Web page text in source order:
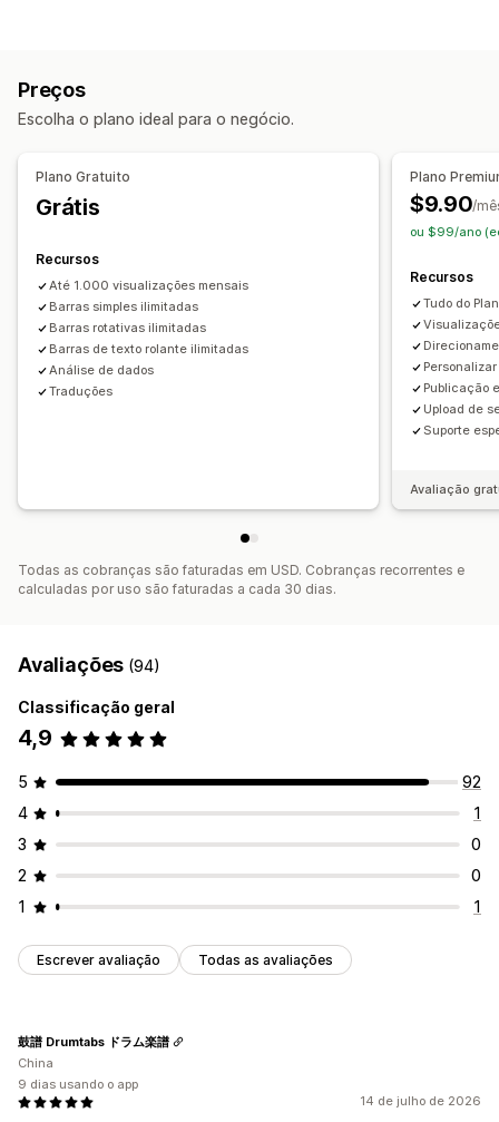
Assinante de e-mail
Conformidade com o GDPR
Anúncios múltiplos
Recomendações personalizadas
Posição do banner
Em vários idiomas Segmentação geográfica
Segmentação de campanhas
Segmentação por comportamento
Análises e relatórios
Preços
Escolha o plano ideal para o negócio.
Plano Gratuito
Grátis
Recursos
Até 1.000 visualizações mensais
Barras simples ilimitadas
Barras rotativas ilimitadas
Barras de texto rolante ilimitadas
Análise de dados
Traduções
Plano
$9.90/
ou $99/ano
Recursos
Tudo do
Publicação
Upload de
Suporte
Avaliação
Todas as cobranças são faturadas em USD. Cobranças recorrentes e
calculadas por uso são faturadas a cada 30 dias.
Avaliações (94)
Classificação geral
4,9
5
92
4
1
3
0
2
0
1
1
Escrever avaliação Todas as avaliações
14 de julho de 2026
鼓譜 Drumtabs ドラム楽譜
China
9 dias usando o app